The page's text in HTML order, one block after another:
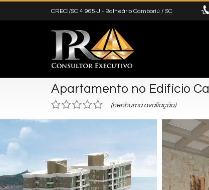
CRECI/SC 4.965-J - Balneário Camboriú / SC
Apartamento no Edifício
(nenhuma avaliação)